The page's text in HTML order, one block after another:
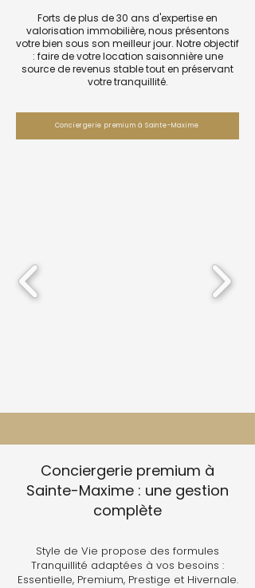
Forts de plus de 30 ans d'expertise en
valorisation immobilière, nous présentons
votre bien sous son meilleur jour. Notre objectif
: faire de votre location saisonnière une
source de revenus stable tout en préservant
votre tranquillité.
Conciergerie premium à Sainte-Maxime
Conciergerie premium à
Sainte-Maxime : une gestion
complète
Style de Vie propose des formules
Tranquillité adaptées à vos besoins :
Essentielle, Premium, Prestige et Hivernale.